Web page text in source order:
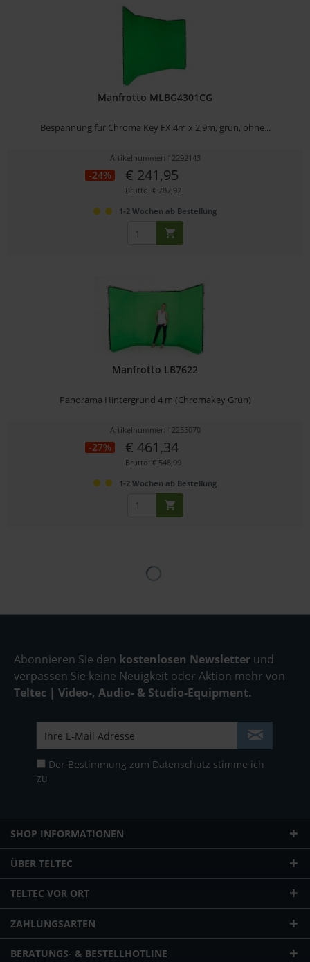
Manfrotto MLBG4301CG
Bespannung für Chroma Key FX 4m x 2,9m, grün, ohne...
Artikelnummer: 12292143
-24% € 241,95
Brutto: € 287,92
1-2 Wochen ab Bestellung
Manfrotto LB7622
Panorama Hintergrund 4 m (Chromakey Grün)
Artikelnummer: 12255070
-27% € 461,34
Brutto: € 548,99
1-2 Wochen ab Bestellung
Abonnieren Sie den kostenlosen Newsletter und
verpassen Sie keine Neuigkeit oder Aktion mehr von
Teltec | Video-, Audio- & Studio-Equipment.
Der Bestimmung zum Datenschutz stimme ich
zu
SHOP INFORMATIONEN
ÜBER TELTEC
TELTEC VOR ORT
ZAHLUNGSARTEN
BERATUNGS- & BESTELLHOTLINE